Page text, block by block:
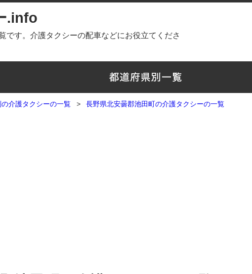
.info
です。介護タクシーの配車などにお役立てくださ
介護タクシーの一覧 長野県北安曇郡池田町の介護タクシーの一覧